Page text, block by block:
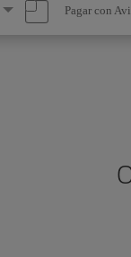
Pagar con